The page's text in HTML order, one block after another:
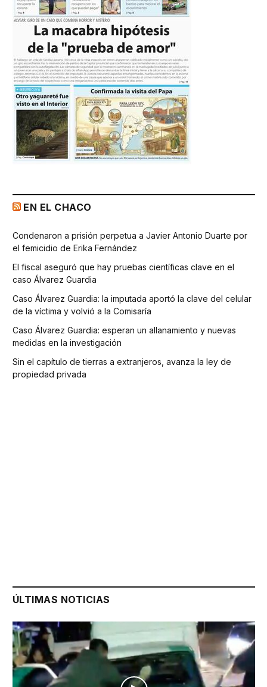
EN EL CHACO
Condenaron a prisión perpetua a Javier Antonio Duarte por
el femicidio de Erika Fernández
El fiscal aseguró que hay pruebas científicas clave en el
caso Álvarez Guardia
Caso Álvarez Guardia: la imputada aportó la clave del celular
de la víctima y volvió a la Comisaría
Caso Álvarez Guardia: esperan un allanamiento y nuevas
medidas en la investigación
Sin el capítulo de tierras a extranjeros, avanza la ley de
propiedad privada
ÚLTIMAS NOTICIAS